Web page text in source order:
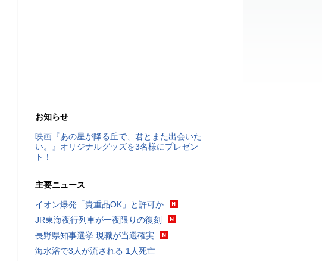
お知らせ
映画『あの星が降る丘で、君とまた出会いた
い。』オリジナルグッズを3名様にプレゼン
ト！
主要ニュース
イオン爆発「貴重品OK」と許可か
JR東海夜行列車が一夜限りの復刻
長野県知事選挙 現職が当選確実
海水浴で3人が流される 1人死亡